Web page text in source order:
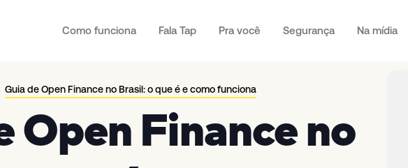
Como funciona Fala Tap Pra você Segurança Na mídia
Guia de Open Finance no Brasil: o que é e como funciona
Open Finance no